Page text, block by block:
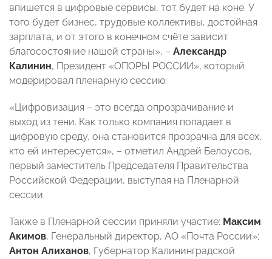
впишется в цифровые сервисы, тот будет на коне. У
того будет бизнес, трудовые коллективы, достойная
зарплата, и от этого в конечном счёте зависит
благосостояние нашей страны», – Александр
Калинин, Президент «ОПОРЫ РОССИИ», который
модерировал пленарную сессию.
«Цифровизация – это всегда опрозрачивание и
выход из тени. Как только компания попадает в
цифровую среду, она становится прозрачна для всех,
кто ей интересуется», – отметил Андрей Белоусов,
первый заместитель Председателя Правительства
Российской Федерации, выступая на Пленарной
сессии.
Также в Пленарной сессии приняли участие: Максим
Акимов, Генеральный директор, АО «Почта России»;
Антон Алиханов, Губернатор Калининградской